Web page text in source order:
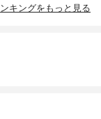
キングをもっと見る